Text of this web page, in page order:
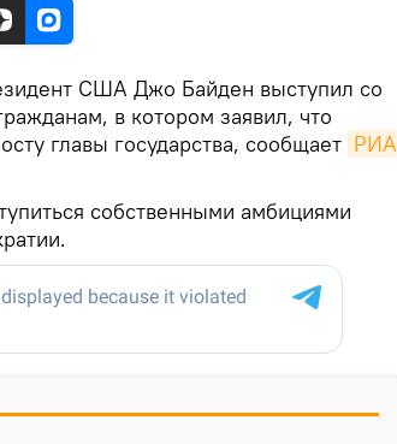
США Джо Байден выступил со
в котором заявил, что
главы государства, сообщает РИА
собственными амбициями